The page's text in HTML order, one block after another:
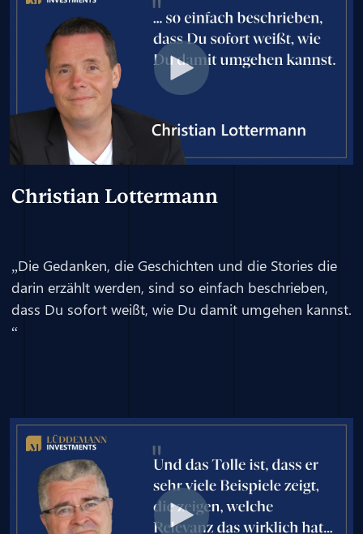
Christian Lottermann
„Die Gedanken, die Geschichten und die Stories die
darin erzählt werden, sind so einfach beschrieben,
dass Du sofort weißt, wie Du damit umgehen kannst.
“